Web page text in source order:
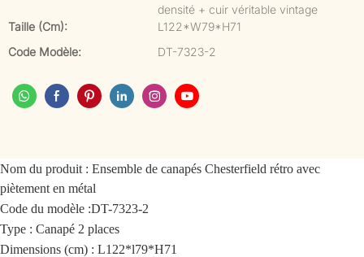
densité + cuir véritable vintage
Taille (cm):
L122*W79*H71
Code Modèle:
DT-7323-2
Nom du produit : Ensemble de canapés Chesterfield rétro avec
piètement en métal
Code du modèle :DT-7323-2
Type : Canapé 2 places
Dimensions (cm) : L122*l79*H71